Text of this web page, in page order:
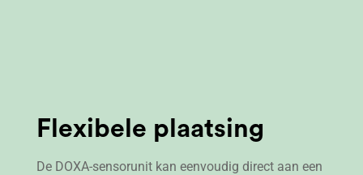
Flexibele plaatsing
De DOXA-sensorunit kan eenvoudig direct aan een